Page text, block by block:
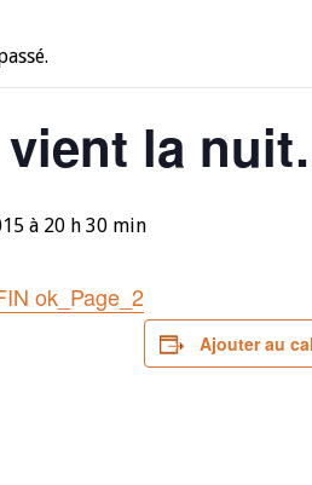
la
à 20 h 30 min
Ajouter au